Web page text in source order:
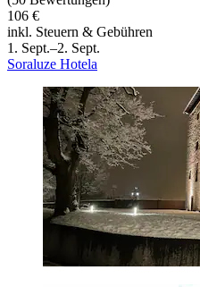
106 €
inkl. Steuern & Gebühren
1. Sept.–2. Sept.
Soraluze Hotela